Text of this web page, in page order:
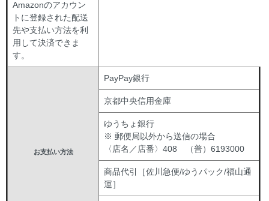
Amazonのアカウン
トに登録された配送
先や支払い方法を利
用して決済できま
す。
お支払い方法
PayPay銀行
京都中央信用金庫
ゆうちょ銀行
※ 郵便局以外から送信の場合
〈店名／店番〉408 （普）6193000
商品代引［佐川急便/ゆうパック/福山通
運］